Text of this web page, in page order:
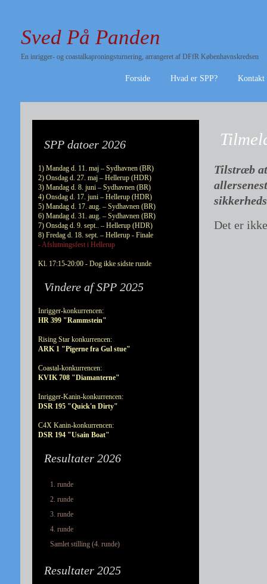
Sved På Panden
En inrigger- og coastalkaproningsturnering, arrangeret af DFfR Københavnskredsen
Forside Hvad er SPP? Kontakt
SPP datoer 2026
1) Mandag d. 11. maj – Sydhavnen (BR)
2) Onsdag d. 27. maj – Hellerup (HDR)
3) Mandag d. 8. juni – Sydhavnen (BR)
4) Onsdag d. 17. juni – Hellerup (HDR)
5) Mandag d. 17. aug. – Sydhavnen (BR)
6) Mandag d. 31. aug. – Sydhavnen (BR)
7) Onsdag d. 9. sept.. – Hellerup (HDR)
8) Fredag d. 18. sept. – Hellerup - Finale
- Afslutningsfest i Hellerup
Kl. 17:15-20:00 - Dog ikke sidste runde
Vindere af SPP 2025
Inrigger-konkurrencen:
HR 399 "Rammstein"
Rising Star konkurrencen:
ARK 1 "Pigerne fra Gul stue"
Coastal-konkurrencen:
KVIK 708 "Diamanterne"
Inrigger-Kanin-konkurrencen:
DSR 195 "Quick'n Dirty"
C4X Kanin-konkurrencen:
DSR 194 "Usain Boat"
Resultater 2026
1. runde
2. runde
3. runde
4. runde
Samlet stilling (4. runde)
Resultater 2025
Tilstræb
Det er